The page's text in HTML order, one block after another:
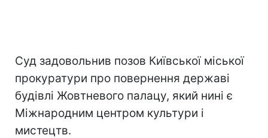
Суд задовольнив позов Київської міської
прокуратури про повернення державі
будівлі Жовтневого палацу, який нині є
Міжнародним центром культури і
мистецтв.